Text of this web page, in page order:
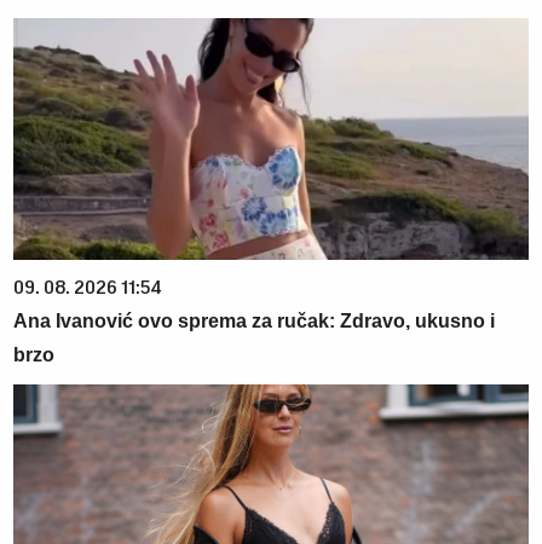
09. 08. 2026 11:54
Ana Ivanović ovo sprema za ručak: Zdravo, ukusno i
brzo